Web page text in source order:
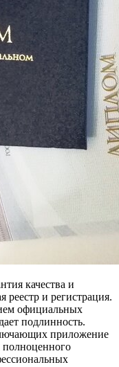
качества и
реестр и регистрация.
официальных
подлинность.
приложение
полноценного